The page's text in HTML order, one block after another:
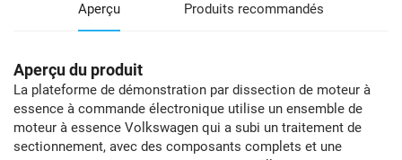
Aperçu Produits recommandés
Aperçu du produit
La plateforme de démonstration par dissection de moteur à
essence à commande électronique utilise un ensemble de
moteur à essence Volkswagen qui a subi un traitement de
sectionnement, avec des composants complets et une